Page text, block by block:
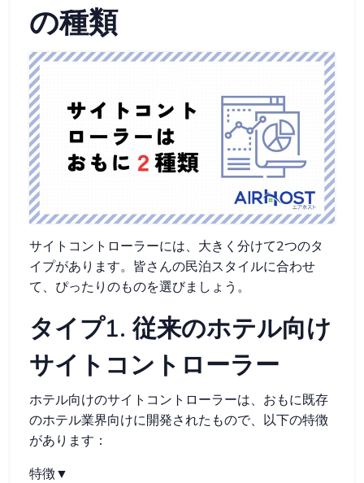
の種類
サイトコントローラーには、大きく分けて2つのタ
イプがあります。皆さんの民泊スタイルに合わせ
て、ぴったりのものを選びましょう。
タイプ1. 従来のホテル向け
サイトコントローラー
ホテル向けのサイトコントローラーは、おもに既存
のホテル業界向けに開発されたもので、以下の特徴
があります：
特徴▼